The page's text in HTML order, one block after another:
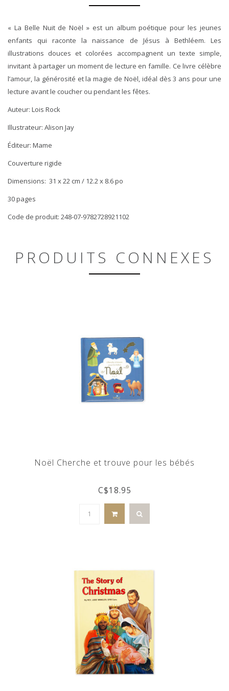
« La Belle Nuit de Noël » est un album poétique pour les jeunes
enfants qui raconte la naissance de Jésus à Bethléem. Les
illustrations douces et colorées accompagnent un texte simple,
invitant à partager un moment de lecture en famille. Ce livre célèbre
l’amour, la générosité et la magie de Noël, idéal dès 3 ans pour une
lecture avant le coucher ou pendant les fêtes.
Auteur: Lois Rock
Illustrateur: Alison Jay
Éditeur: Mame
Couverture rigide
Dimensions: 31 x 22 cm / 12.2 x 8.6 po
30 pages
Code de produit: 248-07-9782728921102
PRODUITS CONNEXES
Noël Cherche et trouve pour les bébés
C$18.95